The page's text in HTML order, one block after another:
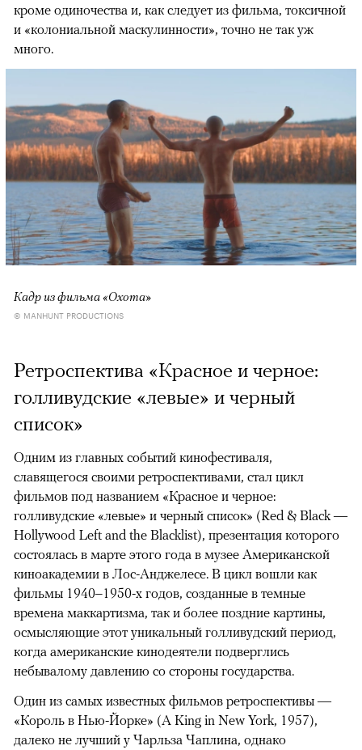
кроме одиночества и, как следует из фильма, токсичной
и «колониальной маскулинности», точно не так уж
много.
Кадр из фильма «Охота»
© MANHUNT PRODUCTIONS
Ретроспектива «Красное и черное:
голливудские «левые» и черный
список»
Одним из главных событий кинофестиваля,
славящегося своими ретроспективами, стал цикл
фильмов под названием «Красное и черное:
голливудские «левые» и черный список» (Red & Black —
Hollywood Left and the Blacklist), презентация которого
состоялась в марте этого года в музее Американской
киноакадемии в Лос-Анджелесе. В цикл вошли как
фильмы 1940–1950-х годов, созданные в темные
времена маккартизма, так и более поздние картины,
осмысляющие этот уникальный голливудский период,
когда американские кинодеятели подверглись
небывалому давлению со стороны государства.
Один из самых известных фильмов ретроспективы —
«Король в Нью-Йорке» (A King in New York, 1957),
далеко не лучший у Чарльза Чаплина, однако